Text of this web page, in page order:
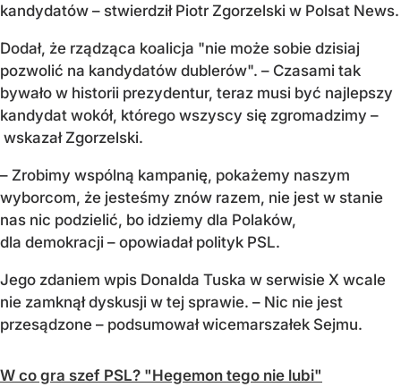
kandydatów – stwierdził Piotr Zgorzelski w Polsat News.
Dodał, że rządząca koalicja "nie może sobie dzisiaj
pozwolić na kandydatów dublerów". – Czasami tak
bywało w historii prezydentur, teraz musi być najlepszy
kandydat wokół, którego wszyscy się zgromadzimy –
wskazał Zgorzelski.
– Zrobimy wspólną kampanię, pokażemy naszym
wyborcom, że jesteśmy znów razem, nie jest w stanie
nas nic podzielić, bo idziemy dla Polaków,
dla demokracji – opowiadał polityk PSL.
Jego zdaniem wpis Donalda Tuska w serwisie X wcale
nie zamknął dyskusji w tej sprawie. – Nic nie jest
przesądzone – podsumował wicemarszałek Sejmu.
W co gra szef PSL? "Hegemon tego nie lubi"